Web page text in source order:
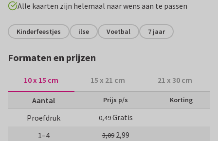
Alle kaarten zijn helemaal naar wens aan te passen
Kinderfeestjes ilse Voetbal 7 jaar
Formaten en prijzen
10 x 15 cm 15 x 21 cm 21 x 30 cm
Aantal Prijs p/s Korting
Proefdruk 0,49Gratis
1–4
3,09 2,99